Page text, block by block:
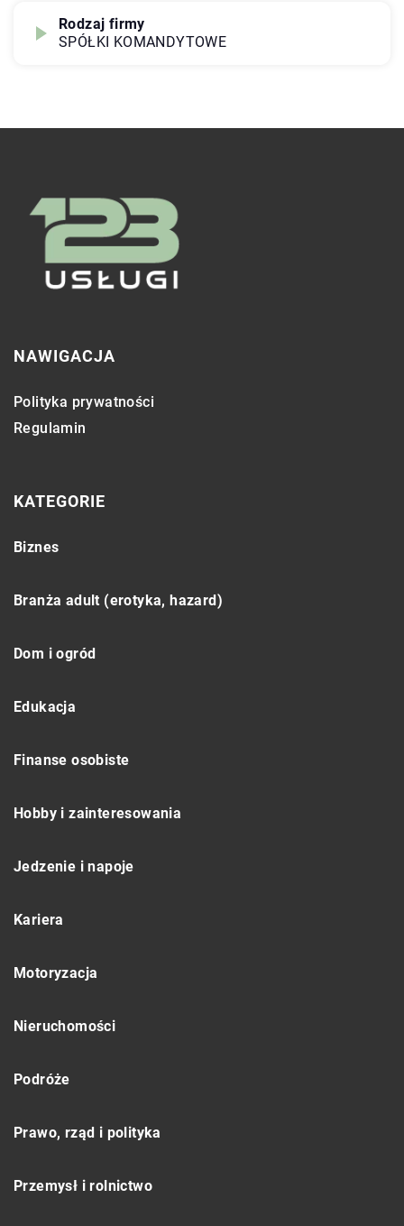
Rodzaj firmy
SPÓŁKI KOMANDYTOWE
NAWIGACJA
Polityka prywatności
Regulamin
KATEGORIE
Biznes
Branża adult (erotyka, hazard)
Dom i ogród
Edukacja
Finanse osobiste
Hobby i zainteresowania
Jedzenie i napoje
Kariera
Motoryzacja
Nieruchomości
Podróże
Prawo, rząd i polityka
Przemysł i rolnictwo